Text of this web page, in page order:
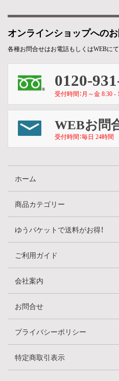
オンラインショップへの
各種お問合せはお電話もしくはWEBに
0120-
受付時間：月～金 8:30 -
WEBお問
受付時間：毎日 24時間
ホーム
商品カテゴリー
ゆうパケットで送料がお得！
ご利用ガイド
会社案内
お問合せ
プライバシーポリシー
特定商取引表示